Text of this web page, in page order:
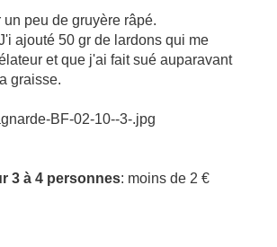
peu de gruyère râpé.
ajouté 50 gr de lardons qui me
et que j'ai fait sué auparavant
graisse.
3 à 4 personnes: moins de 2 €